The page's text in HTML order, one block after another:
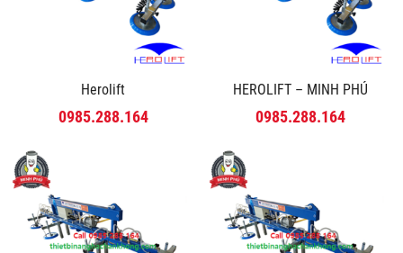
Herolift
0985.288.164
HEROLIFT – MINH PHÚ
0985.288.164